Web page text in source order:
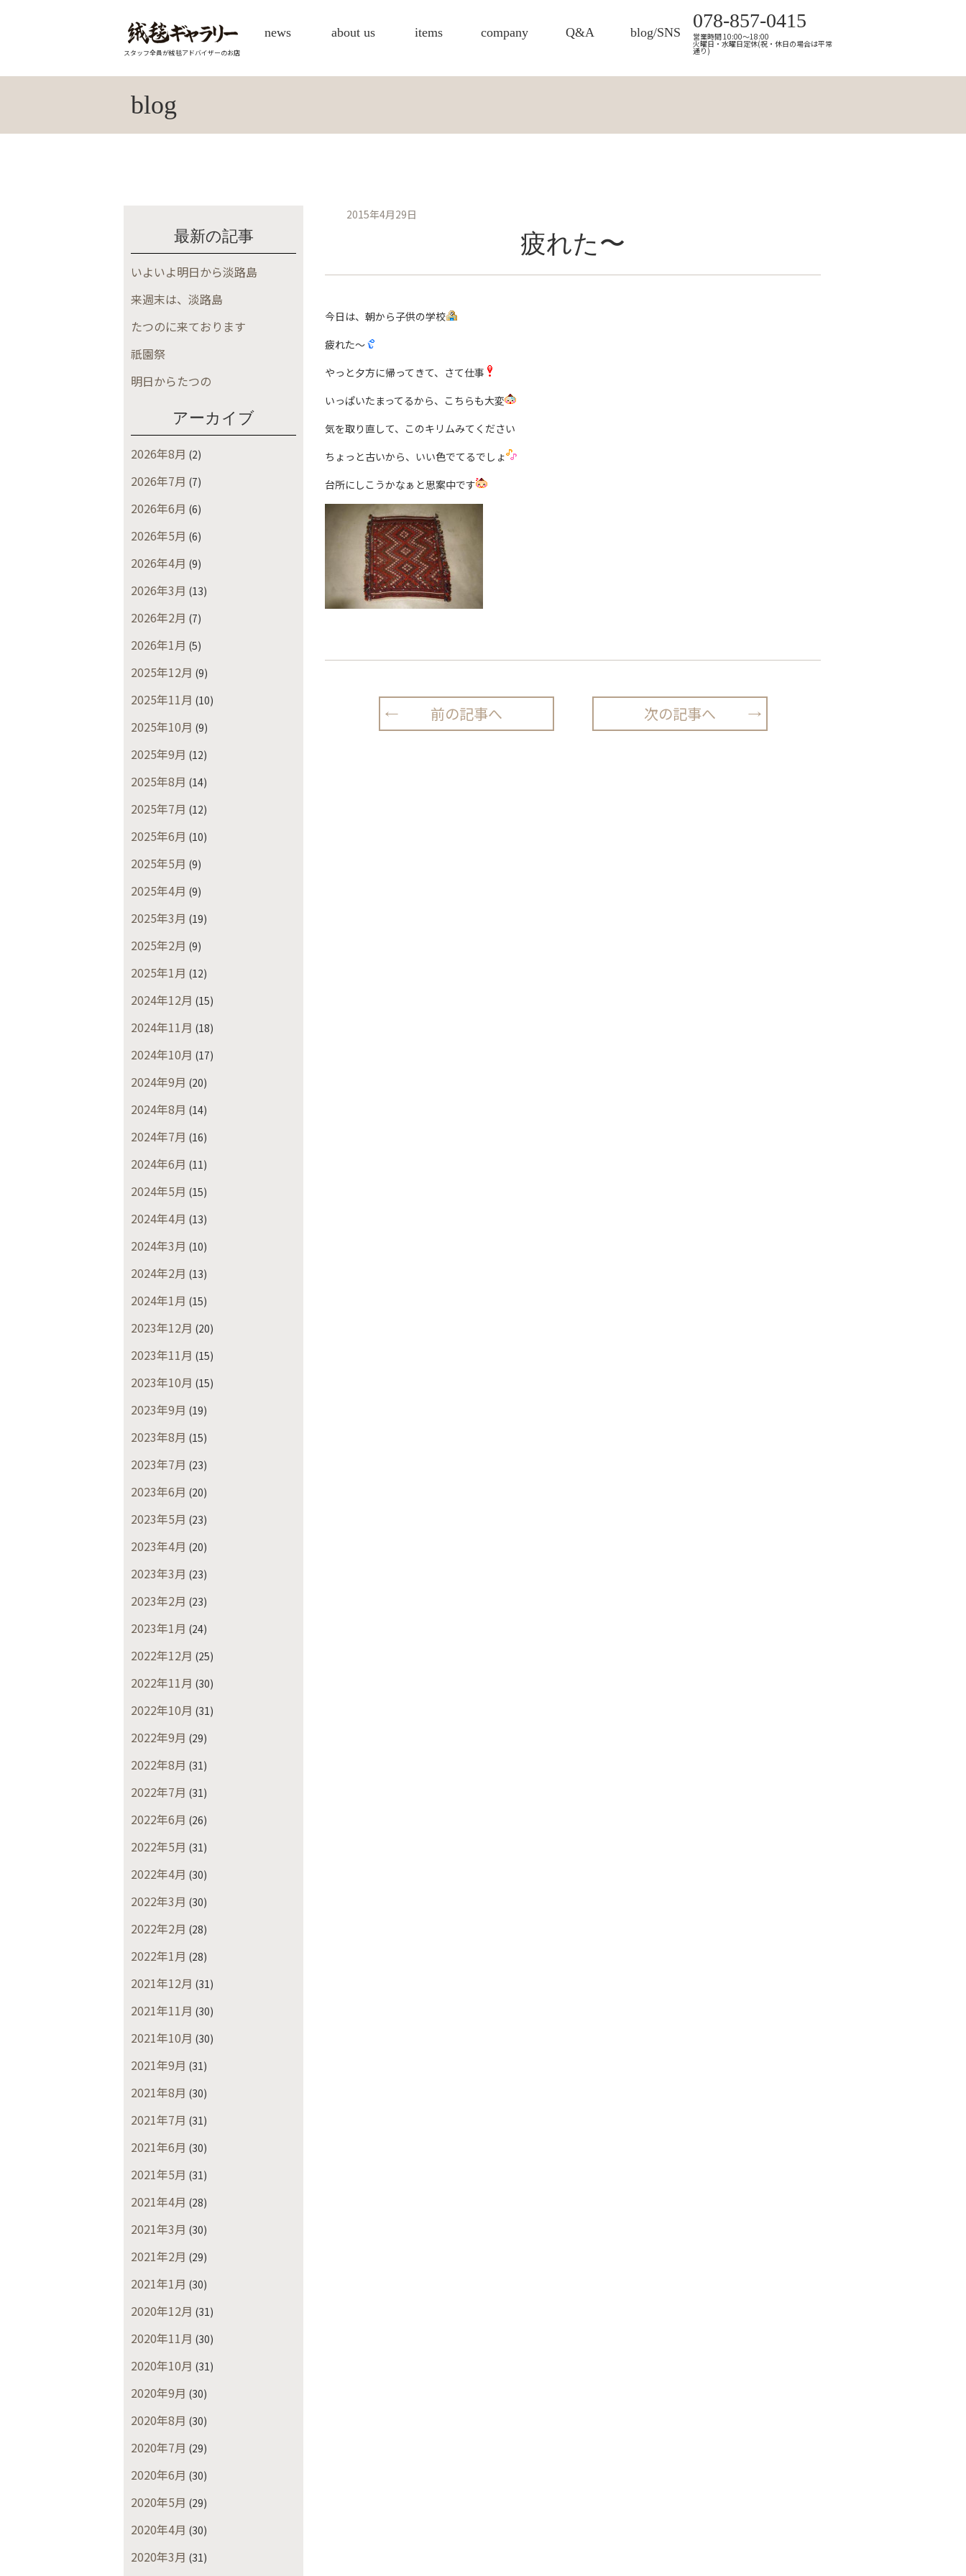
スタッフ全員が絨毯アドバイザーのお店
news about us items company Q&A blog/SNS
078-857-0415
営業時間 10:00～18:00
火曜日・水曜日定休(祝・休日の場合は平常
通り)
blog
最新の記事
いよいよ明日から淡路島
来週末は、淡路島
たつのに来ております
祇園祭
明日からたつの
アーカイブ
2026年8月 (2)
2026年7月 (7)
2026年6月 (6)
2026年5月 (6)
2026年4月 (9)
2026年3月 (13)
2026年2月 (7)
2026年1月 (5)
2025年12月 (9)
2025年11月 (10)
2025年10月 (9)
2025年9月 (12)
2025年8月 (14)
2025年7月 (12)
2025年6月 (10)
2025年5月 (9)
2025年4月 (9)
2025年3月 (19)
2025年2月 (9)
2025年1月 (12)
2024年12月 (15)
2024年11月 (18)
2024年10月 (17)
2024年9月 (20)
2024年8月 (14)
2024年7月 (16)
2024年6月 (11)
2024年5月 (15)
2024年4月 (13)
2024年3月 (10)
2024年2月 (13)
2024年1月 (15)
2023年12月 (20)
2023年11月 (15)
2023年10月 (15)
2023年9月 (19)
2023年8月 (15)
2023年7月 (23)
2023年6月 (20)
2023年5月 (23)
2023年4月 (20)
2023年3月 (23)
2023年2月 (23)
2023年1月 (24)
2022年12月 (25)
2022年11月 (30)
2022年10月 (31)
2022年9月 (29)
2022年8月 (31)
2022年7月 (31)
2022年6月 (26)
2022年5月 (31)
2022年4月 (30)
2022年3月 (30)
2022年2月 (28)
2022年1月 (28)
2021年12月 (31)
2021年11月 (30)
2021年10月 (30)
2021年9月 (31)
2021年8月 (30)
2021年7月 (31)
2021年6月 (30)
2021年5月 (31)
2021年4月 (28)
2021年3月 (30)
2021年2月 (29)
2021年1月 (30)
2020年12月 (31)
2020年11月 (30)
2020年10月 (31)
2020年9月 (30)
2020年8月 (30)
2020年7月 (29)
2020年6月 (30)
2020年5月 (29)
2020年4月 (30)
2020年3月 (31)
2015年4月29日
疲れた〜
今日は、朝から子供の学校
疲れた〜
やっと夕方に帰ってきて、さて仕事
いっぱいたまってるから、こちらも大変
気を取り直して、このキリムみてください
ちょっと古いから、いい色でてるでしょ
台所にしこうかなぁと思案中です
前の記事へ 次の記事へ